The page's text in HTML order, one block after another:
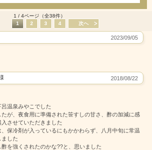
1 / 4ページ（全38件）
1
2 3 4 次へ
2023/09/05
2018/08/22
温泉みやこでした
が、夜食用に準備された笹すしの甘さ、酢の加減に感
させていただきました
保冷剤が入っているにもかかわらず、八月中旬に常温
した
を強くされたのかな??と、思いました